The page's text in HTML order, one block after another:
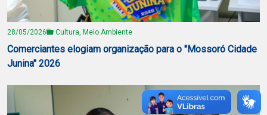
28/05/2026 Cultura, Meio Ambiente
Comerciantes elogiam organização para o "Mossoró Cidade
Junina" 2026